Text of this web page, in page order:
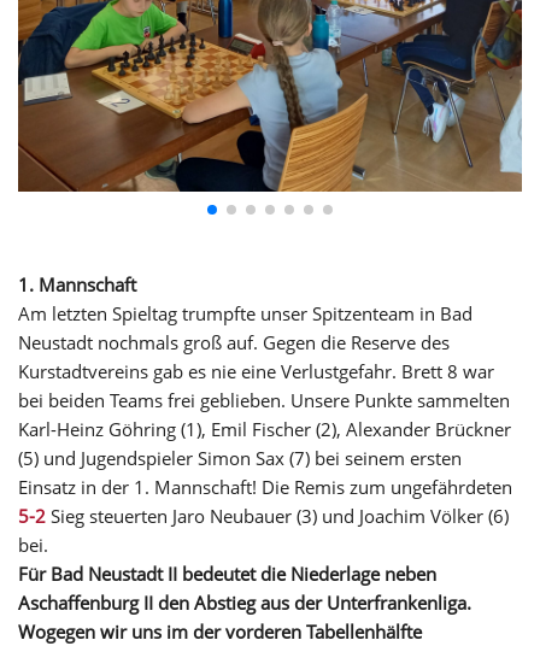
1. Mannschaft
Am letzten Spieltag trumpfte unser Spitzenteam in Bad
Neustadt nochmals groß auf. Gegen die Reserve des
Kurstadtvereins gab es nie eine Verlustgefahr. Brett 8 war
bei beiden Teams frei geblieben. Unsere Punkte sammelten
Karl-Heinz Göhring (1), Emil Fischer (2), Alexander Brückner
(5) und Jugendspieler Simon Sax (7) bei seinem ersten
Einsatz in der 1. Mannschaft! Die Remis zum ungefährdeten
5-2 Sieg steuerten Jaro Neubauer (3) und Joachim Völker (6)
bei.
Für Bad Neustadt II bedeutet die Niederlage neben
Aschaffenburg II den Abstieg aus der Unterfrankenliga.
Wogegen wir uns im der vorderen Tabellenhälfte